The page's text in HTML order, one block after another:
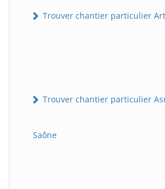
Trouver chantier particulier
Trouver chantier particulier
Saône